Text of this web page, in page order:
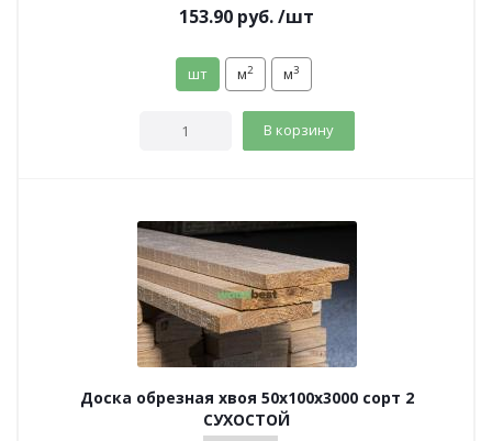
153.90 руб./шт
шт м2 м3
В корзину
Доска обрезная хвоя 50х100х3000 сорт 2
СУХОСТОЙ